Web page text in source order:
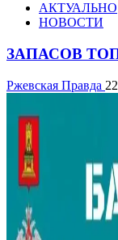
АКТУАЛЬНО
НОВОСТИ
ЗАПАСОВ
Ржевская Правда